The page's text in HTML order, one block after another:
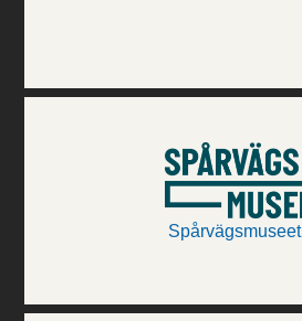
Spårvägsmuseet